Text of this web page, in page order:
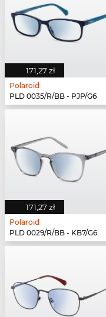
171,27 zł
Polaroid
PLD 0035/R/BB - PJP/G6
171,27 zł
Polaroid
PLD 0029/R/BB - KB7/G6